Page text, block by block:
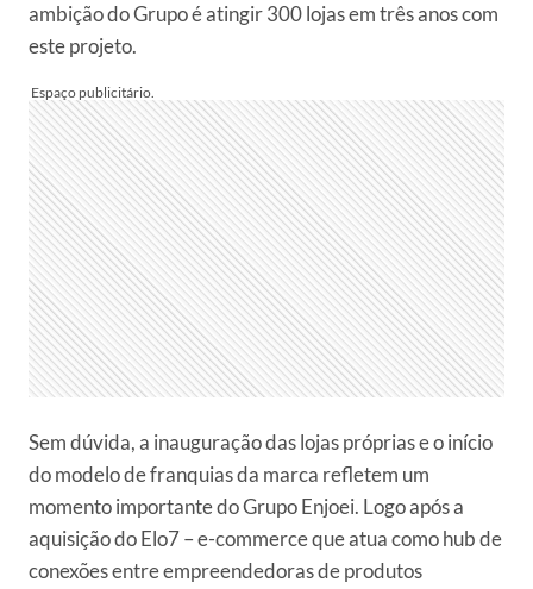
ambição do Grupo é atingir 300 lojas em três anos com
este projeto.
Sem dúvida, a inauguração das lojas próprias e o início
do modelo de franquias da marca refletem um
momento importante do Grupo Enjoei. Logo após a
aquisição do Elo7 – e-commerce que atua como hub de
conexões entre empreendedoras de produtos